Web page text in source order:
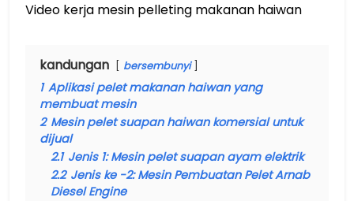
Video kerja mesin pelleting makanan haiwan
kandungan bersembunyi
1 Aplikasi pelet makanan haiwan yang
membuat mesin
2 Mesin pelet suapan haiwan komersial untuk
dijual
2.1 Jenis 1: Mesin pelet suapan ayam elektrik
2.2 Jenis ke -2: Mesin Pembuatan Pelet Arnab
Diesel Engine